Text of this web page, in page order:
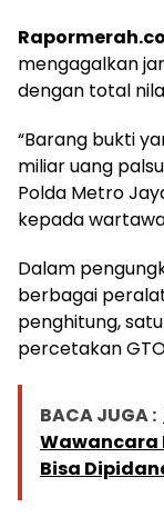
mengagalkan
dengan total
“Barang bukti
miliar uang
Polda Metro
kepada
Dalam
berbagai
penghitung,
percetakan
BACA JUGA :
Wawancara
Bisa